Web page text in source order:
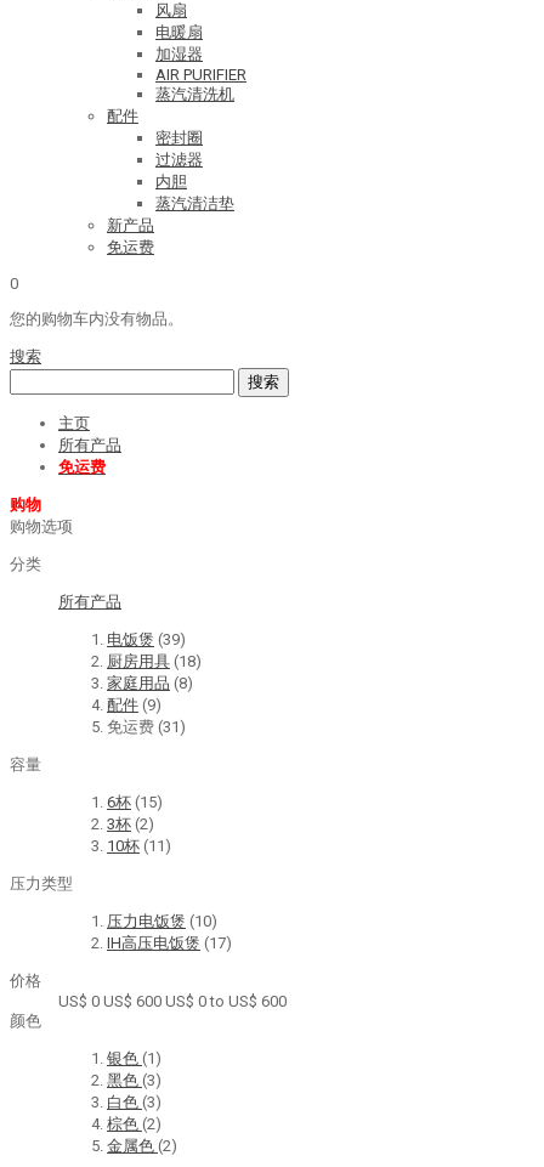
风扇
电暖扇
加湿器
AIR PURIFIER
蒸汽清洗机
配件
密封圈
过滤器
内胆
蒸汽清洁垫
新产品
免运费
0
您的购物车内没有物品。
搜索
搜索
主页
所有产品
免运费
购物
购物选项
分类
所有产品
电饭煲 (39)
厨房用具 (18)
家庭用品 (8)
配件 (9)
免运费 (31)
容量
6杯 (15)
3杯 (2)
10杯 (11)
压力类型
压力电饭煲 (10)
IH高压电饭煲 (17)
价格
US$ 0 US$ 600 US$ 0 to US$ 600
颜色
银色 (1)
黑色 (3)
白色 (3)
棕色 (2)
金属色 (2)